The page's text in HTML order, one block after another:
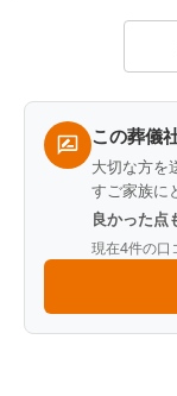
この葬儀
大切な方を
すご家族に
良かった点
現在4件の口